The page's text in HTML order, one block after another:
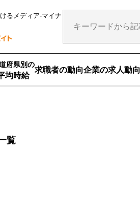
る メディア-マイナ
府県別の
均時給
求職者の動向企業の求人動向
覧